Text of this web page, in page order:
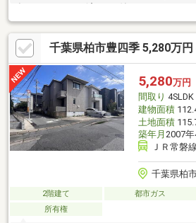
歩約9分とお子様の通学も安心▽リフォー
畳表替え■キッチン・浴槽・洗面台・トイ
環境■フードスクエアカスミ南柏駅前店 約
セブンイレブン麗澤大学前店 約592m/徒
光ケ丘麗澤大学前店 約780m/徒歩約10
歩約9分■麗澤幼稚園 約939m/徒歩約12分
千葉県柏市豊四季 5,280万円
5,280万円
間取り 4SLDK
建物面積
土地面積
築年月 2007
ＪＲ常磐
千葉県柏
2階建て 都市ガス
所有権